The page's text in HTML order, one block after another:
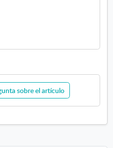
sobre el artículo